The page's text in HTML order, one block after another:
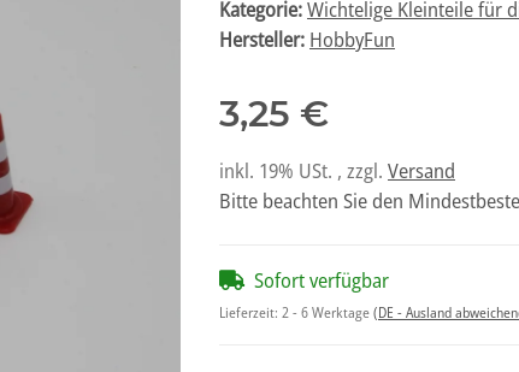
Kategorie:Wichtelige Kleinteile für
Hersteller: HobbyFun
3,25 €
inkl. 19% USt. , zzgl. Versand
Bitte beachten Sie den
Sofort verfügbar
Lieferzeit: 2 - 6 Werktage(DE - Ausland